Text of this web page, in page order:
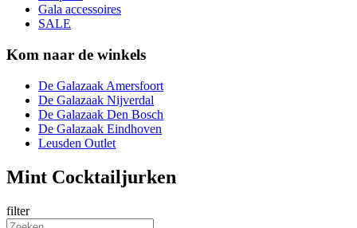
Gala accessoires
SALE
Kom naar de winkels
De Galazaak Amersfoort
De Galazaak Nijverdal
De Galazaak Den Bosch
De Galazaak Eindhoven
Leusden Outlet
Mint Cocktailjurken
filter